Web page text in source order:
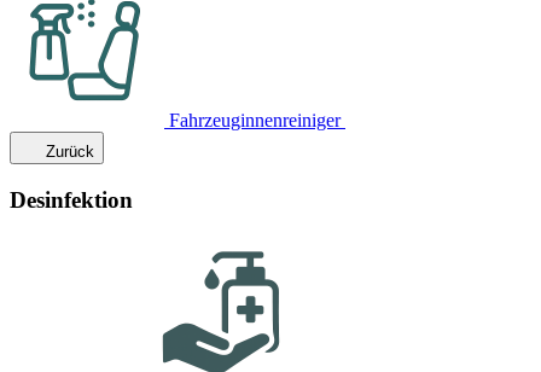
Fahrzeuginnenreiniger
Zurück
Desinfektion